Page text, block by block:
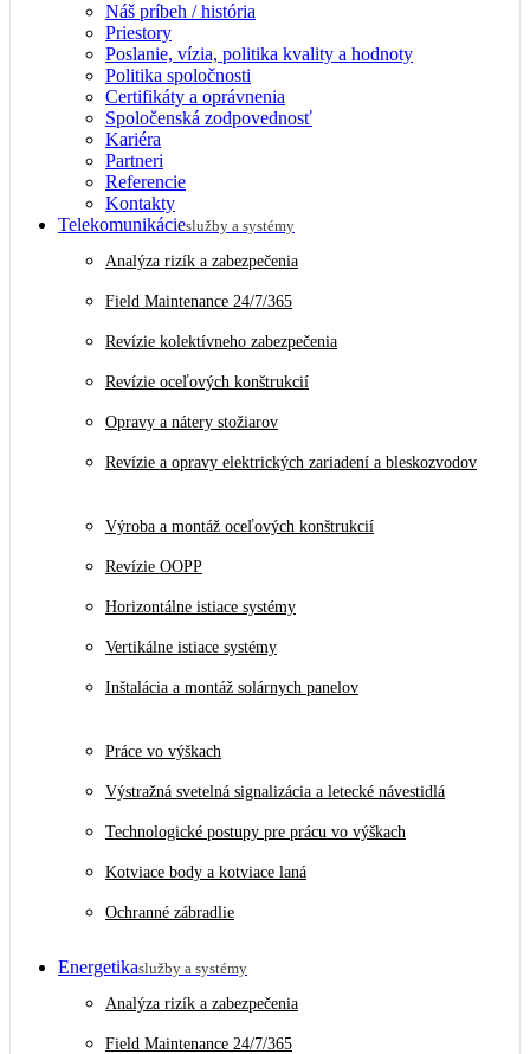
Náš príbeh / história
Priestory
Poslanie, vízia, politika kvality a hodnoty
Politika spoločnosti
Certifikáty a oprávnenia
Spoločenská zodpovednosť
Kariéra
Partneri
Referencie
Kontakty
Telekomunikácieslužby a systémy
Analýza rizík a zabezpečenia
Field Maintenance 24/7/365
Revízie kolektívneho zabezpečenia
Revízie oceľových konštrukcií
Opravy a nátery stožiarov
Revízie a opravy elektrických zariadení a bleskozvodov
Výroba a montáž oceľových konštrukcií
Revízie OOPP
Horizontálne istiace systémy
Vertikálne istiace systémy
Inštalácia a montáž solárnych panelov
Práce vo výškach
Výstražná svetelná signalizácia a letecké návestidlá
Technologické postupy pre prácu vo výškach
Kotviace body a kotviace laná
Ochranné zábradlie
Energetikaslužby a systémy
Analýza rizík a zabezpečenia
Field Maintenance 24/7/365